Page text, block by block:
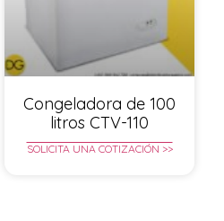
Congeladora de 100
litros CTV-110
SOLICITA UNA COTIZACIÓN >>